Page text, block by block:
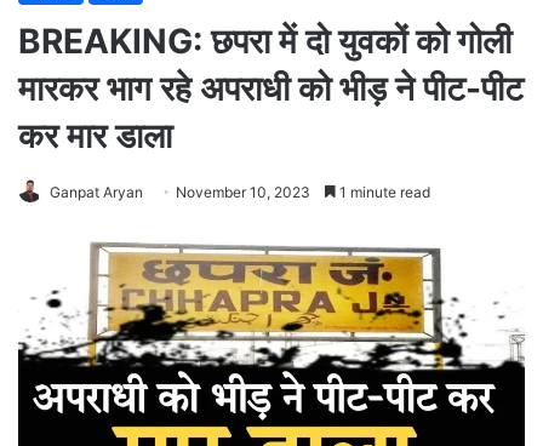
BREAKING: छपरा में दो युवकों को गोली
मारकर भाग रहे अपराधी को भीड़ ने पीट-पीट
कर मार डाला
Ganpat Aryan November 10, 2023 1 minute read